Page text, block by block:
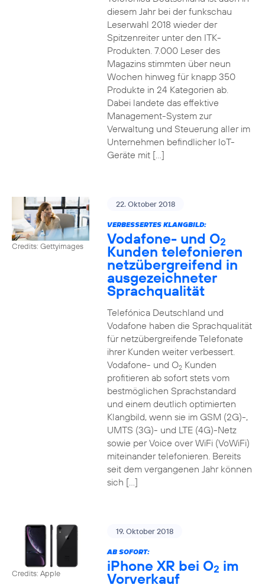
diesem Jahr bei der funkschau
Leserwahl 2018 wieder der
Spitzenreiter unter den ITK-
Produkten. 7.000 Leser des
Magazins stimmten über neun
Wochen hinweg für knapp 350
Produkte in 24 Kategorien ab.
Dabei landete das effektive
Management-System zur
Verwaltung und Steuerung aller im
Unternehmen befindlicher IoT-
Geräte mit […]
Credits: Gettyimages
22. Oktober 2018
VERBESSERTES KLANGBILD:
Vodafone- und O2
Kunden telefonieren
netzübergreifend in
ausgezeichneter
Sprachqualität
Telefónica Deutschland und
Vodafone haben die Sprachqualität
für netzübergreifende Telefonate
ihrer Kunden weiter verbessert.
Vodafone- und O2Kunden
profitieren ab sofort stets vom
bestmöglichen Sprachstandard
und einem deutlich optimierten
Klangbild, wenn sie im GSM (2G)-,
UMTS (3G)- und LTE (4G)-Netz
sowie per Voice over WiFi (VoWiFi)
miteinander telefonieren. Bereits
seit dem vergangenen Jahr können
sich […]
Credits: Apple
19. Oktober 2018
AB SOFORT:
iPhone XR bei O2 im
Vorverkauf